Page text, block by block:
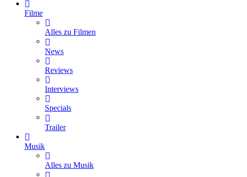
Filme
Alles zu Filmen
News
Reviews
Interviews
Specials
Trailer
Musik
Alles zu Musik